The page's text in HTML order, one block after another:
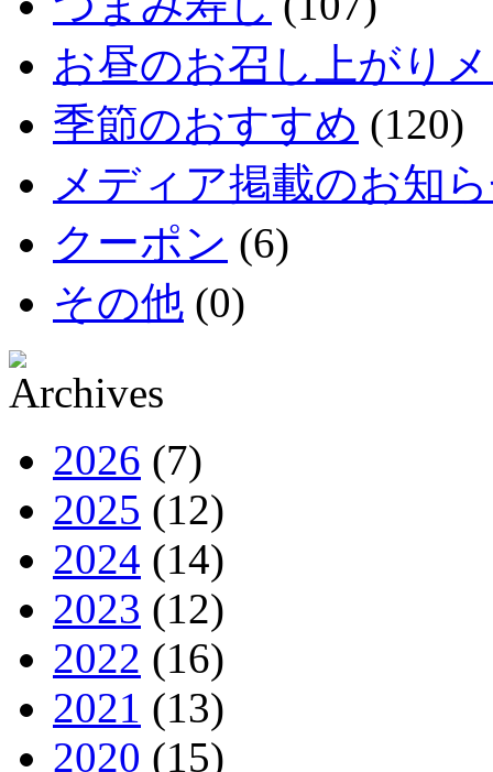
お昼のお召し上がり
季節のおすすめ (120)
メディア掲載のお知
クーポン (6)
その他 (0)
2026 (7)
2025 (12)
2024 (14)
2023 (12)
2022 (16)
2021 (13)
2020 (15)